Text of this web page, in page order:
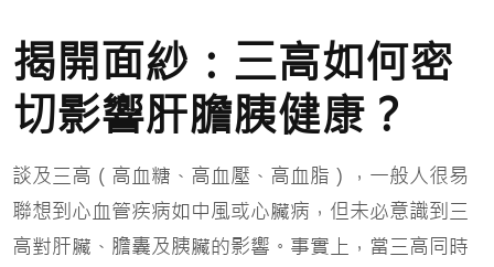
揭開面紗：三高如何密
切影響肝膽胰健康？
談及三高（高血糖、高血壓、高血脂），一般人很易
聯想到心血管疾病如中風或心臟病，但未必意識到三
高對肝臟、膽囊及胰臟的影響。事實上，當三高同時